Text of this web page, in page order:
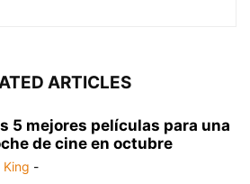
ARTICLES
5 mejores películas para una
de cine en octubre
King -